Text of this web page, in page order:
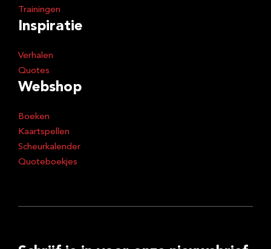
Trainingen
Inspiratie
Verhalen
Quotes
Webshop
Boeken
Kaartspellen
Scheurkalender
Quoteboekjes